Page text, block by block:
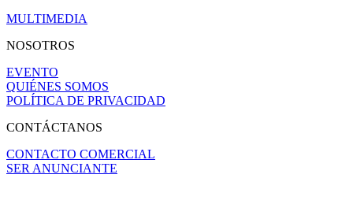
MULTIMEDIA
NOSOTROS
EVENTO
QUIÉNES SOMOS
POLÍTICA DE PRIVACIDAD
CONTÁCTANOS
CONTACTO COMERCIAL
SER ANUNCIANTE